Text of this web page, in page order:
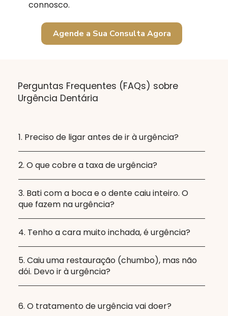
connosco.
Agende a Sua Consulta Agora
Perguntas Frequentes (FAQs) sobre
Urgência Dentária
1. Preciso de ligar antes de ir à urgência?
2. O que cobre a taxa de urgência?
3. Bati com a boca e o dente caiu inteiro. O
que fazem na urgência?
4. Tenho a cara muito inchada, é urgência?
5. Caiu uma restauração (chumbo), mas não
dói. Devo ir à urgência?
6. O tratamento de urgência vai doer?